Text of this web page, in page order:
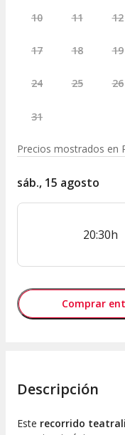
10 11 12
17 18 19
24 25 26
31
Precios mostrados en
sáb., 15 agosto
20:30h
Comprar
Descripción
Este recorrido